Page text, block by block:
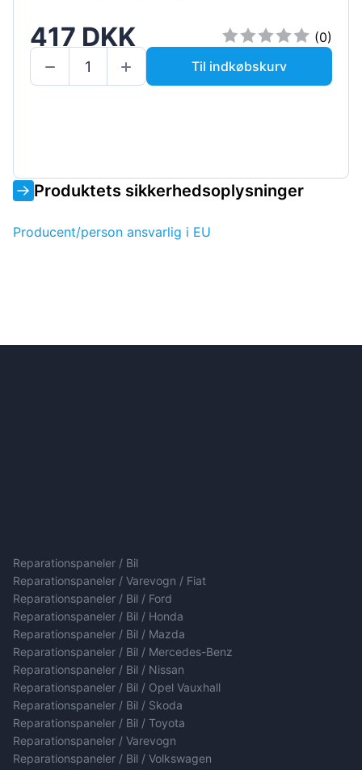
417 DKK
(0)
Til indkøbskurv
Produktets sikkerhedsoplysninger
Producent/person ansvarlig i EU
Reparationspaneler / Bil
Reparationspaneler / Varevogn / Fiat
Reparationspaneler / Bil / Ford
Reparationspaneler / Bil / Honda
Reparationspaneler / Bil / Mazda
Reparationspaneler / Bil / Mercedes-Benz
Reparationspaneler / Bil / Nissan
Reparationspaneler / Bil / Opel Vauxhall
Reparationspaneler / Bil / Skoda
Reparationspaneler / Bil / Toyota
Reparationspaneler / Varevogn
Reparationspaneler / Bil / Volkswagen